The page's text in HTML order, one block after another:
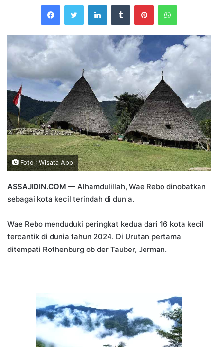
email
FacebookTwitterLinkedInTumblrPinterestWhatsApp
Foto : Wisata App
ASSAJIDIN.COM — Alhamdulillah, Wae Rebo dinobatkan
sebagai kota kecil terindah di dunia.
Wae Rebo menduduki peringkat kedua dari 16 kota kecil
tercantik di dunia tahun 2024. Di Urutan pertama
ditempati Rothenburg ob der Tauber, Jerman.